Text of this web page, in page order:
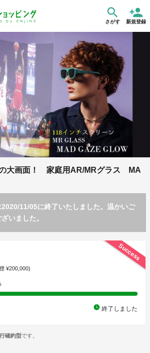
さがす 新規登録
の大画面！ 家庭用AR/MRグラス MA
11/05に終了いたしました。温かいご
いました。
Success
¥200,000)
watch_later 終了しました
確約型です。